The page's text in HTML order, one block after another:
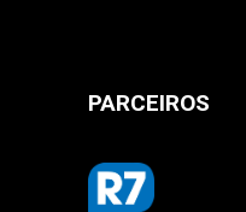
PARCEIROS